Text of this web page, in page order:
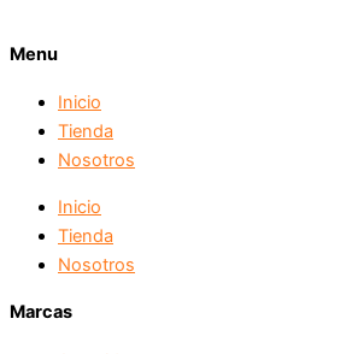
Menu
Inicio
Tienda
Nosotros
Inicio
Tienda
Nosotros
Marcas